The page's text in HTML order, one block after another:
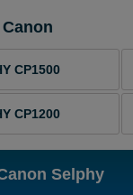
Canon
CP1500
CP1200
Selphy